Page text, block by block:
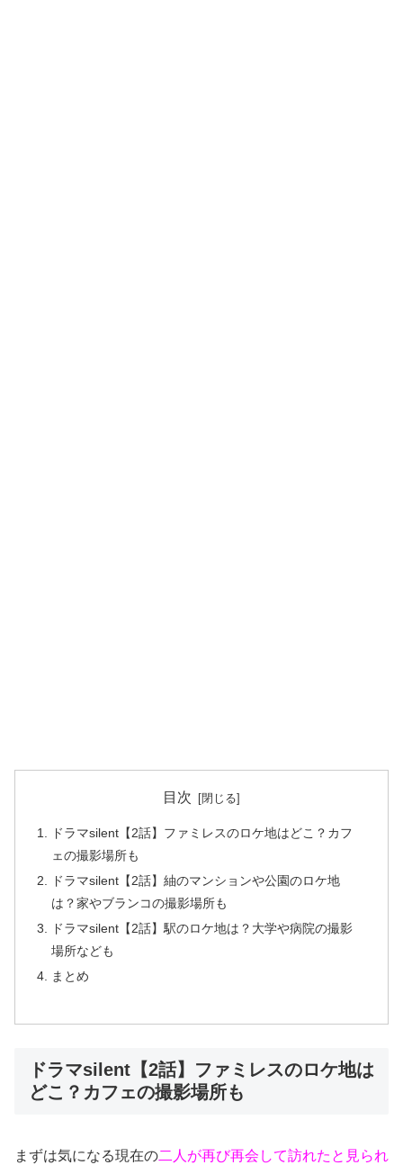
目次
ドラマsilent【2話】ファミレスのロケ地はどこ？カフ
ェの撮影場所も
ドラマsilent【2話】紬のマンションや公園のロケ地
は？家やブランコの撮影場所も
ドラマsilent【2話】駅のロケ地は？大学や病院の撮影
場所なども
まとめ
ドラマsilent【2話】ファミレスのロケ地は
どこ？カフェの撮影場所も
まずは気になる現在の二人が再び再会して訪れたと見られ